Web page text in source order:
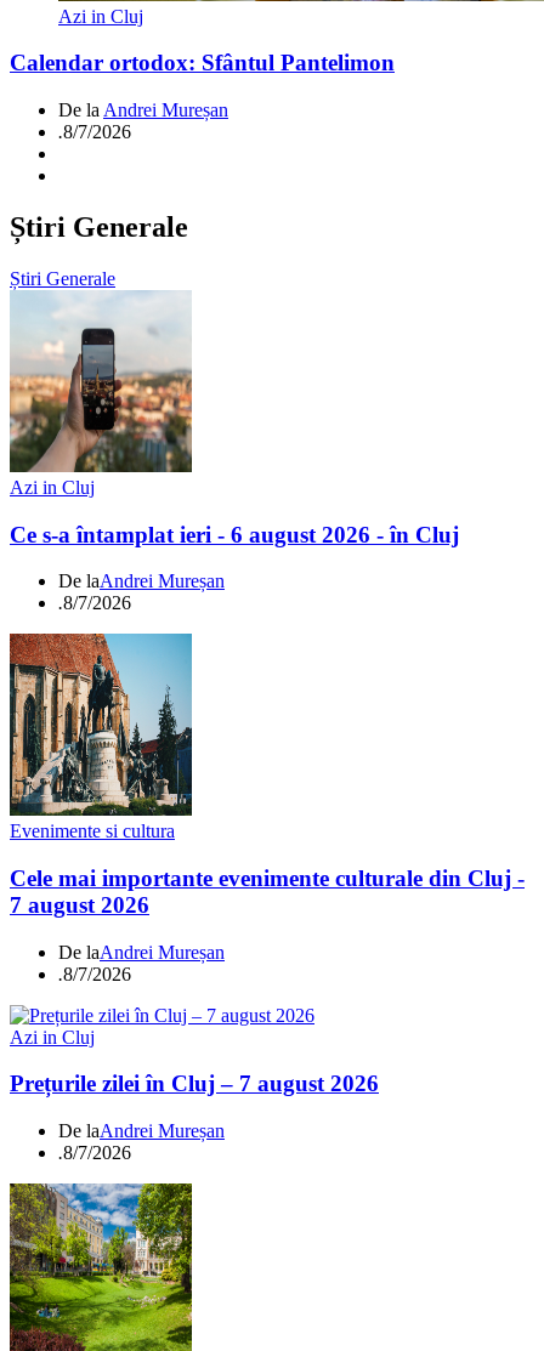
Azi in Cluj
Calendar ortodox: Sfântul Pantelimon
De la Andrei Mureșan
.8/7/2026
Știri Generale
Știri Generale
Azi in Cluj
Ce s-a întamplat ieri - 6 august 2026 - în Cluj
De laAndrei Mureșan
.8/7/2026
Evenimente si cultura
Cele mai importante evenimente culturale din Cluj -
7 august 2026
De laAndrei Mureșan
.8/7/2026
Azi in Cluj
Prețurile zilei în Cluj – 7 august 2026
De laAndrei Mureșan
.8/7/2026